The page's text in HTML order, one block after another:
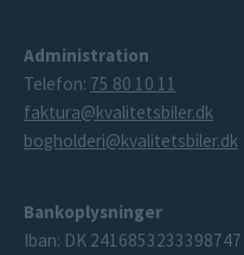
Administration
Telefon: 75 80 10 11
faktura@kvalitetsbiler.dk
bogholderi@kvalitetsbiler.dk
Bankoplysninger
Iban: DK 2416853233398747